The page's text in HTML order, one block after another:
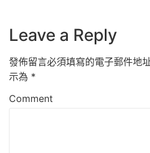
Leave a Reply
發佈留言必須填寫的電子郵件地
示為 *
Comment